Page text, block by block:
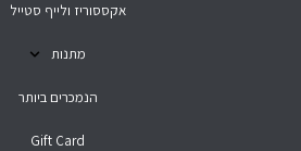
אקססוריז ולייף סטייל
מתנות
הנמכרים ביותר
Gift Card